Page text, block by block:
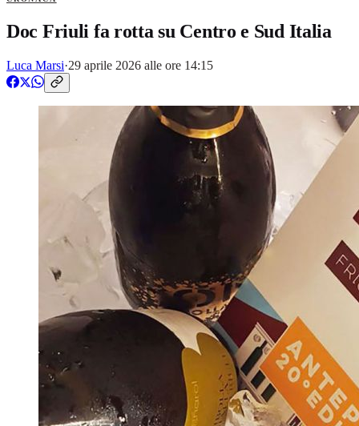
Doc Friuli fa rotta su Centro e Sud Italia
Luca Marsi·29 aprile 2026 alle ore 14:15